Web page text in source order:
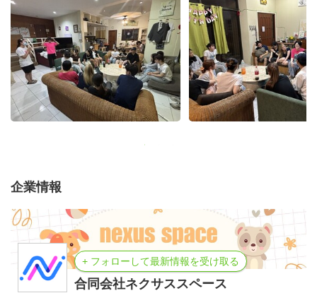
し、各自の時間を楽しんでリラックスしよう！
【8日目〜9日目：現地NPO法人と巡るスタディツアー&フ
ィーディングプログラム】
フィリピン セブ島＝観光地というイメージの裏側に隠れ
てしまう貧困の実態を、皆さん自身の目で見て、肌で感じ
ることのできるプログラムです。NPO法人の方のプレゼ
ンテーションから始まり、貧困地域への訪問、子どもたち
との交流をきっかけに、よりフィリピンのことを知っても
【10日目：ワークショップ最終日&ラストパーティー】
内容をまとめて、いよいよ最後にはチームごとに発表をし
ましょう。各チーム10-15分くらいでまとめて、これまで
の成果を存分に伝えてください！
【11日目：思い出旅】
企業情報
+ フォローして最新情報を受け取る
合同会社ネクサススペース